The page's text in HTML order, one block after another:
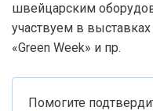
швейцарским
участвуем в
«Green Week» и пр.
Помогите